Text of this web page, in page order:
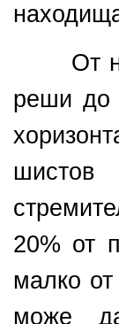
От
реши до
20% от
малко от
може